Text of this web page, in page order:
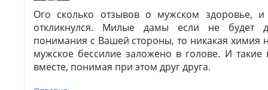
Ого сколько отзывов о мужском здоровье,
откликнулся. Милые дамы если не будет
понимания с Вашей стороны, то никакая химия
мужское бессилие заложено в голове. И
вместе, понимая при этом друг друга.